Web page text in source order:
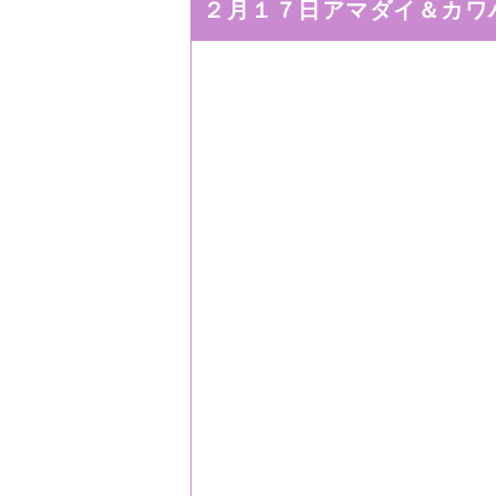
２月１７日アマダイ＆カ